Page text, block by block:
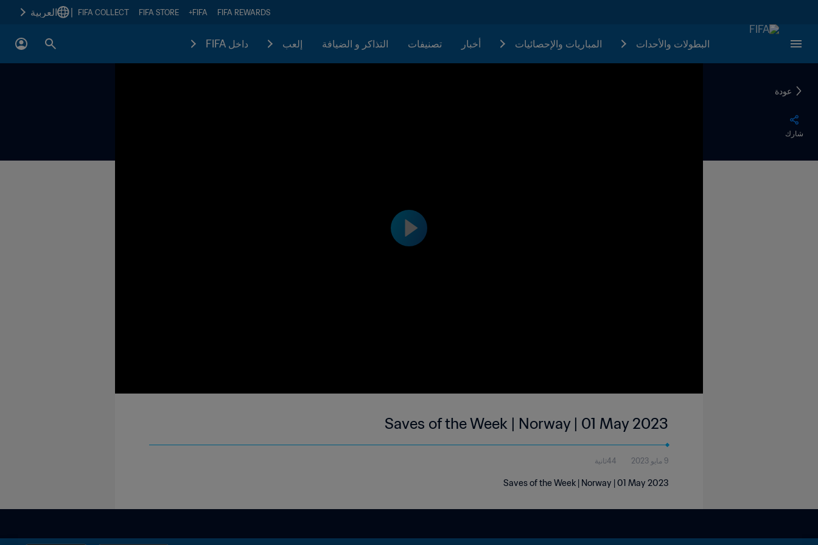
FIFA REWARDS
FIFA+
FIFA STORE
FIFA COLLECT العربية
البطولات والأحدات المباريات والإحصائيات أخبار تصنيفات التذاكر و الضيافة إلعب داخل FIFA
عودة
شارك
Saves of the Week | Norway | 01 May 2023
9 مايو 2023 44ثانية
Saves of the Week | Norway | 01 May 2023